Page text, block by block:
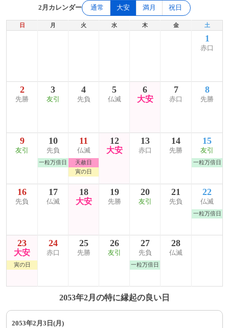
2月カレンダー 通常 大安 満月 祝日
日 月 火 水 木 金 土
1
赤口
2
先勝
3
友引
4
先負
5
仏滅
6
大安
7
赤口
8
先勝
9
友引
10
先負
一粒万倍日
11
仏滅
天赦日
寅の日
12
大安
13
赤口
14
先勝
15
友引
一粒万倍日
16
先負
17
仏滅
18
大安
19
先勝
20
友引
21
先負
22
仏滅
一粒万倍日
23
大安
寅の日
24
赤口
25
先勝
26
友引
27
先負
一粒万倍日
28
仏滅
2053年2月の特に縁起の良い日
2053年2月3日(月)